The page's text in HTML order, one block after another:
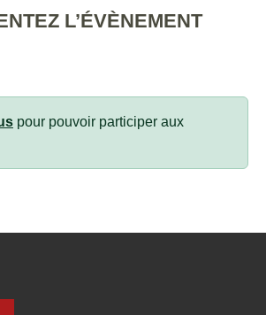
L’ÉVÈNEMENT
pour pouvoir participer aux